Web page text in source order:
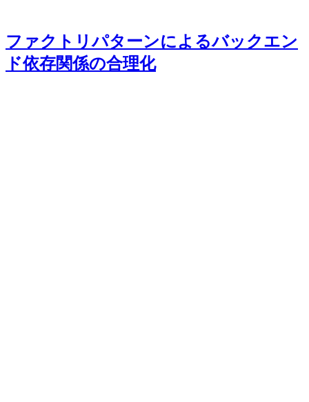
ファクトリパターンによるバックエン
ド依存関係の合理化